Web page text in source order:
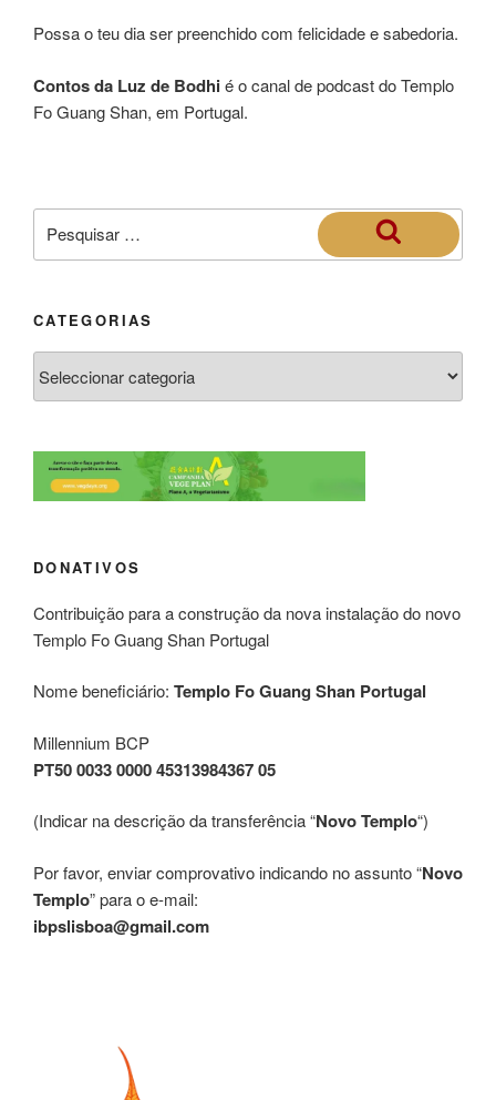
Possa o teu dia ser preenchido com felicidade e sabedoria.
Contosda Luz de Bodhié o canal de podcast do Templo
Fo Guang Shan, em Portugal.
CATEGORIAS
DONATIVOS
Contribuição para a construção da nova instalação do novo
Templo Fo Guang Shan Portugal
Nome beneficiário: Templo Fo Guang Shan Portugal
Millennium BCP
PT50 0033 0000 45313984367 05
(Indicar na descrição da transferência “Novo Templo“)
Por favor, enviar comprovativo indicando no assunto “Novo
Templo” para o e-mail:
ibpslisboa@gmail.com